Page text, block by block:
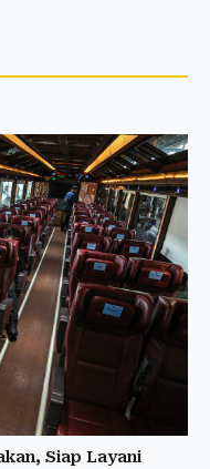
Siap Layani